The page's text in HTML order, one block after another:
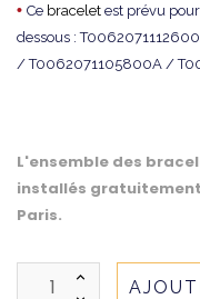
• Ce bracelet est prévu
dessous :
/ T0062071105800A /
L'ensemble des
installés
Paris.